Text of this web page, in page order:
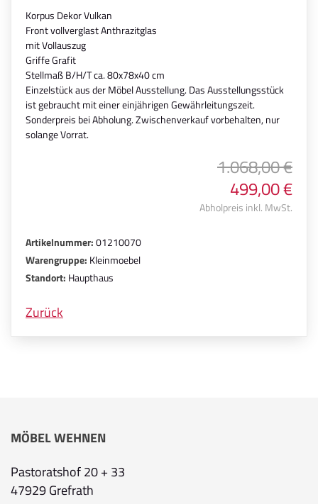
Korpus Dekor Vulkan
Front vollverglast Anthrazitglas
mit Vollauszug
Griffe Grafit
Stellmaß B/H/T ca. 80x78x40 cm
Einzelstück aus der Möbel Ausstellung. Das Ausstellungsstück
ist gebraucht mit einer einjährigen Gewährleitungszeit.
Sonderpreis bei Abholung. Zwischenverkauf vorbehalten, nur
solange Vorrat.
1.068,00 €
499,00 €
Abholpreis inkl. MwSt.
Artikelnummer:01210070
Warengruppe: Kleinmoebel
Standort: Haupthaus
Zurück
MÖBEL WEHNEN
Pastoratshof 20 + 33
47929 Grefrath